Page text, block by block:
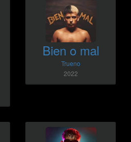
Bien o mal
Trueno
2022